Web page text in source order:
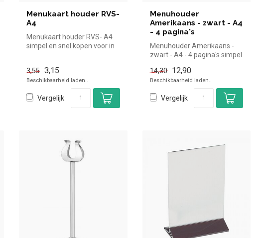
Menukaart houder RVS-
A4
Menukaart houder RVS- A4
simpel en snel kopen voor in
3,55 3,15
Beschikbaarheid laden..
Vergelijk
Menuhouder
Amerikaans - zwart - A4
- 4 pagina's
Menuhouder Amerikaans -
zwart - A4 - 4 pagina's simpel
14,30 12,90
Beschikbaarheid laden..
Vergelijk